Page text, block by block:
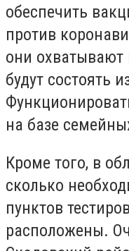
обеспечить
против
они охватывают
будут состоять
на базе
Кроме того, в
сколько
пунктов
расположены.